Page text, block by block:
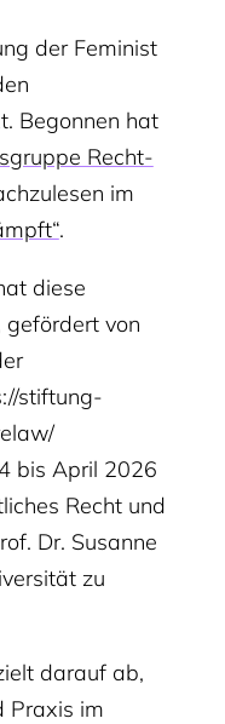
der Feminist
Begonnen hat
Recht-
im
.
diese
von
stiftung-
bis April 2026
Recht und
Dr. Susanne
zu
darauf ab,
Praxis im